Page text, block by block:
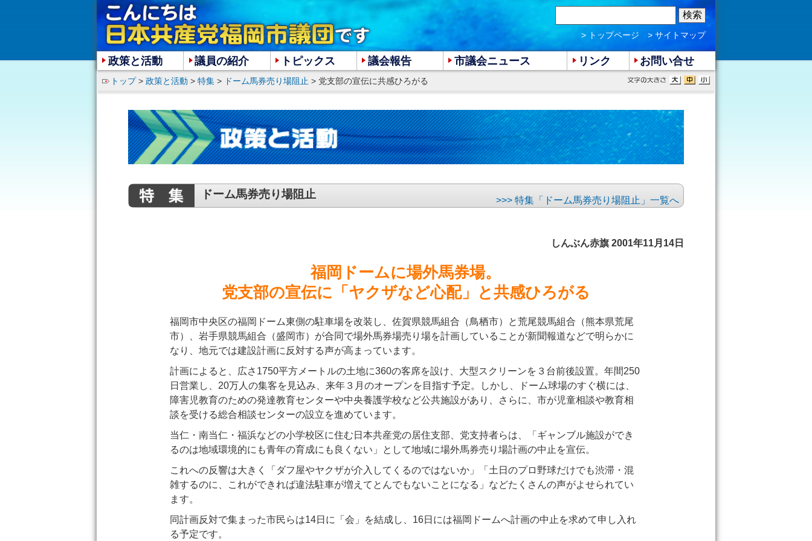
トップ> 政策と活動 > 特集 > ドーム馬券売り場阻止 > 党支部の宣伝に共感ひろがる
大 中 小
ドーム馬券売り場阻止 >>> 特集「ドーム馬券売り場阻止」一覧へ
しんぶん赤旗 2001年11月14日
福岡ドームに場外馬券場。
党支部の宣伝に「ヤクザなど心配」と共感ひろがる
福岡市中央区の福岡ドーム東側の駐車場を改装し、佐賀県競馬組合（鳥栖市）と荒尾競馬組合（熊本県荒尾
市）、岩手県競馬組合（盛岡市）が合同で場外馬券場売り場を計画していることが新聞報道などで明らかに
なり、地元では建設計画に反対する声が高まっています。
計画によると、広さ1750平方メートルの土地に360の客席を設け、大型スクリーンを３台前後設置。年間250
日営業し、20万人の集客を見込み、来年３月のオープンを目指す予定。しかし、ドーム球場のすぐ横には、
障害児教育のための発達教育センターや中央養護学校など公共施設があり、さらに、市が児童相談や教育相
談を受ける総合相談センターの設立を進めています。
当仁・南当仁・福浜などの小学校区に住む日本共産党の居住支部、党支持者らは、「ギャンブル施設ができ
るのは地域環境的にも青年の育成にも良くない」として地域に場外馬券売り場計画の中止を宣伝。
これへの反響は大きく「ダフ屋やヤクザが介入してくるのではないか」「土日のプロ野球だけでも渋滞・混
雑するのに、これができれば違法駐車が増えてとんでもないことになる」などたくさんの声がよせられてい
ます。
同計画反対で集まった市民らは14日に「会」を結成し、16日には福岡ドームへ計画の中止を求めて申し入れ
る予定です。
政策と活動 議員の紹介 トピックス 議会報告 市議会ニュース リンク お問い合せ
> トップページ > サイトマップ